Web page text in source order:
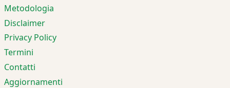
Metodologia
Disclaimer
Privacy Policy
Termini
Contatti
Aggiornamenti